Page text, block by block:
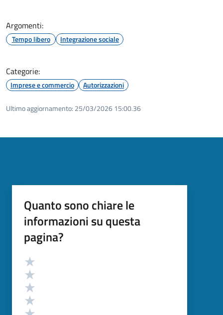
Argomenti:
Tempo libero Integrazione sociale
Categorie:
Imprese e commercio Autorizzazioni
Ultimo aggiornamento: 25/03/2026 15:00.36
Quanto sono chiare le
informazioni su questa
pagina?
Valutazione